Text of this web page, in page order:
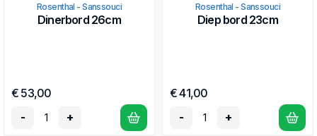
Rosenthal - Sanssouci
Dinerbord 26cm
€ 53,00
-
+
Rosenthal - Sanssouci
Diep bord 23cm
€ 41,00
-
+